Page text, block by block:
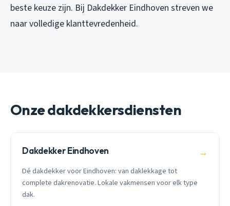
beste keuze zijn. Bij Dakdekker Eindhoven streven we
naar volledige klanttevredenheid.
Onze dakdekkersdiensten
Dakdekker Eindhoven →
Dé dakdekker voor Eindhoven: van daklekkage tot
complete dakrenovatie. Lokale vakmensen voor elk type
dak.